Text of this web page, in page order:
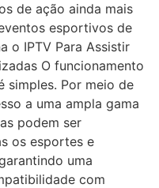
de ação ainda mais
esportivos de
o IPTV Para Assistir
O funcionamento
simples. Por meio de
a uma ampla gama
podem ser
os esportes e
uma
com